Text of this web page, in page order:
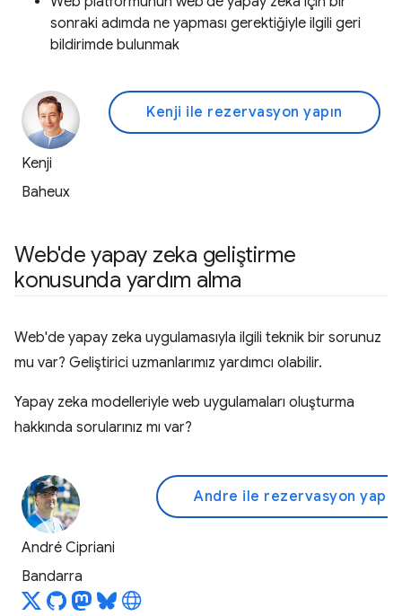
sonraki adımda ne yapması gerektiğiyle ilgili geri
bildirimde bulunmak
Kenji
Baheux
Kenji ile rezervasyon yapın
Web'de yapay zeka geliştirme
konusunda yardım alma
Web'de yapay zeka uygulamasıyla ilgili teknik bir sorunuz
mu var? Geliştirici uzmanlarımız yardımcı olabilir.
Yapay zeka modelleriyle web uygulamaları oluşturma
hakkında sorularınız mı var?
André Cipriani
Bandarra
Andre ile rezervasyon yapın